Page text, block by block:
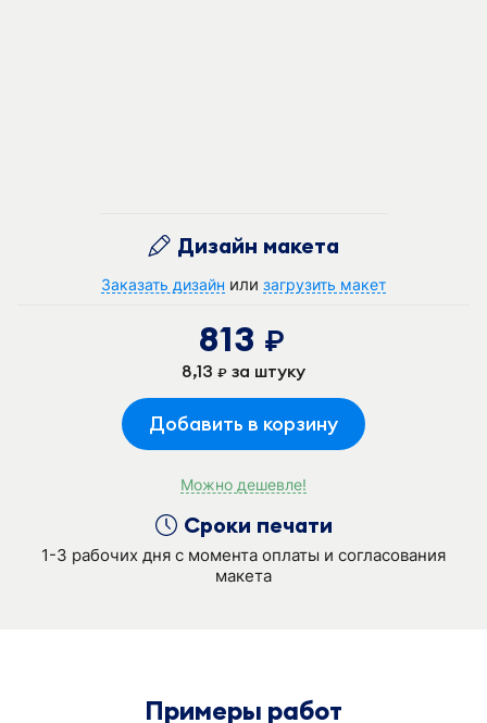
Дизайн макета
Заказать дизайн или загрузить макет
813 руб.
8,13 руб. за штуку
Добавить в корзину
Можно дешевле!
Сроки печати
1-3 рабочих дня с момента оплаты и согласования
макета
Примеры работ